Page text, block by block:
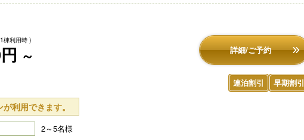
棟利用時 )
～ 詳細/ご予約
連泊割引 早期割引
利用できます。
2～5名様